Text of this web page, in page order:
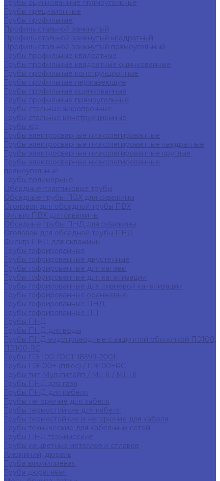
Трубы оцинкованные прямоугольные
Трубы прецизионные
Трубы профильные
Профиль стальной замкнутый
Профиль стальной замкнутый квадратный
Профиль стальной замкнутый прямоугольный
Трубы профильные квадратные
Трубы профильные квадратные оцинкованные
Трубы профильные конструкционные
Трубы профильные нержавеющие
Трубы профильные оцинкованные
Трубы профильные прямоугольные
Трубы стальные жаропрочные
Трубы стальные конструкционные
Трубы х/д
Трубы электросварные низколегированные
Трубы электросварные низколегированные квадратные
Трубы электросварные низколегированные круглые
Трубы электросварные низколегированные
прямоугольные
Трубы полимерные
Обсадные пластиковые трубы
Обсадные трубы ПВХ для скважины
Оголовок для обсадной трубы ПВХ
Фильтр ПВХ для скважины
Обсадные трубы ПНД для скважины
Оголовок для обсадной трубы ПНД
Фильтр ПНД для скважины
Трубы гофрированные
Трубы гофрированные двустенные
Трубы гофрированные для канавы
Трубы гофрированные для канализации
Трубы гофрированные для ливневой канализации
Трубы гофрированные оранжевые
Трубы гофрированные ПНД
Трубы гофрированные ПП
Трубы ПНД
Трубы ПНД для воды
Трубы ПНД водопроводные с защитной оболочкой ПЭ100,
ПЭ100-RC
Трубы ПЭ 100 ГОСТ 18599-2001
Трубы ПЭ100+ (плюс) / ПЭ100+RC
Трубы тип Мультипайп / ML II / ML III
Трубы ПНД для газа
Трубы ПНД для кабеля
Трубы негорючие для кабеля
Трубы термостойкие для кабеля
Трубы термостойкие и негорючие для кабеля
Трубы технические для кабельных сетей
Трубы ПНД технические
Трубы из цветных металлов и сплавов
Алюминий, дюраль
Труба алюминиевая
Труба дюралевая